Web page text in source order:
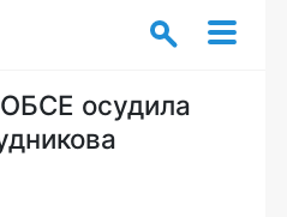
осудила